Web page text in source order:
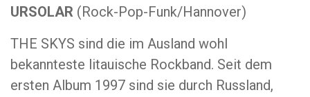
URSOLAR (Rock-Pop-Funk/Hannover)
THE SKYS sind die im Ausland wohl
bekannteste litauische Rockband. Seit dem
ersten Album 1997 sind sie durch Russland,